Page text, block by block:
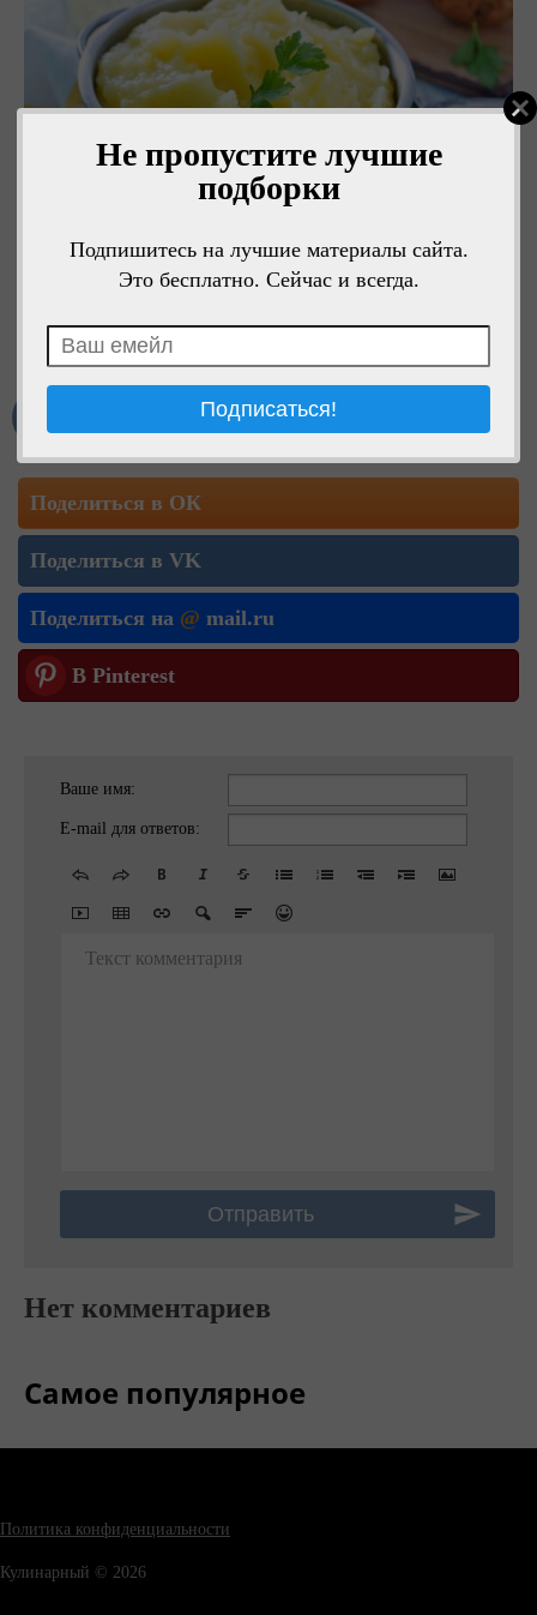
Не пропустите лучшие
подборки
Подпишитесь на лучшие материалы сайта.
Это бесплатно. Сейчас и всегда.
Мне нравится
Поделиться в ОК
Поделиться в VK
Поделиться на @ mail.ru
В Pinterest
Ваше имя:
E-mail для ответов:
Текст комментария
Нет комментариев
Самое популярное
Политика конфиденциальности
Кулинарный © 2026